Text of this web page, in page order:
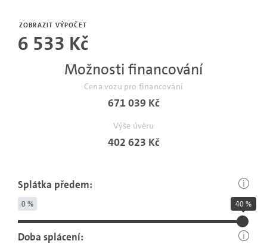
Cena vozu pro financování
671 039 Kč
Výše úvěru
402 623 Kč
Možnosti financování
ZOBRAZIT VÝPOČET
6 533 Kč
Splátka předem:
0 % 40 %
Doba splácení:
měsíců